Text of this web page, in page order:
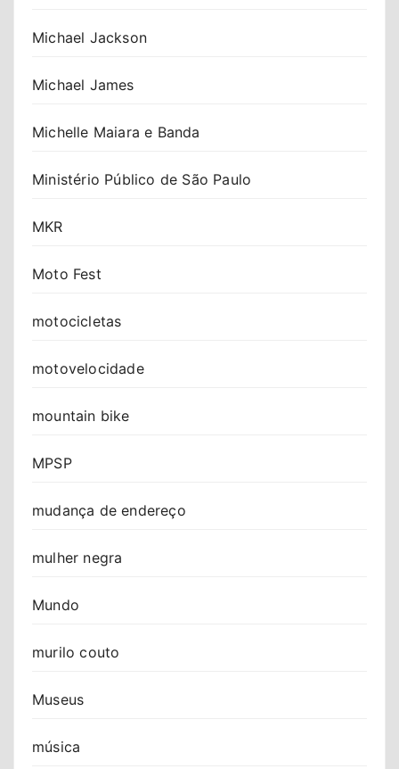
Michael Jackson
Michael James
Michelle Maiara e Banda
Ministério Público de São Paulo
MKR
Moto Fest
motocicletas
motovelocidade
mountain bike
MPSP
mudança de endereço
mulher negra
Mundo
murilo couto
Museus
música